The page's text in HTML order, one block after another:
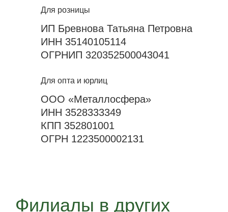
Для розницы
ИП Бревнова Татьяна Петровна
ИНН 35140105114
ОГРНИП 320352500043041
Для опта и юрлиц
ООО «Металлосфера»
ИНН 3528333349
КПП 352801001
ОГРН 1223500002131
Филиалы в других